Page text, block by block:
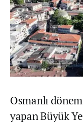
Osmanlı
yapan Büyük